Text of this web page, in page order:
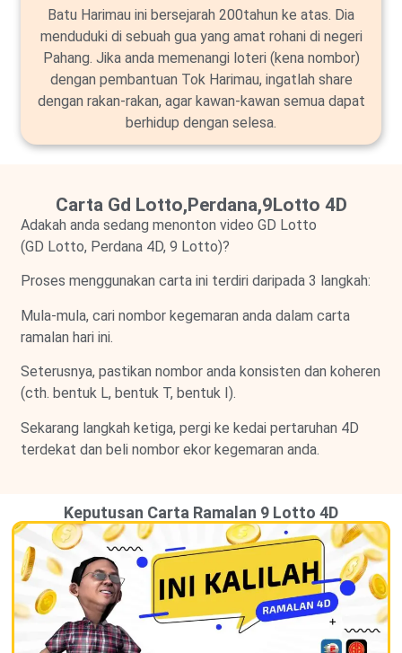
Batu Harimau ini bersejarah 200tahun ke atas. Dia
menduduki di sebuah gua yang amat rohani di negeri
Pahang. Jika anda memenangi loteri (kena nombor)
dengan pembantuan Tok Harimau, ingatlah share
dengan rakan-rakan, agar kawan-kawan semua dapat
berhidup dengan selesa.
Carta Gd Lotto,Perdana,9Lotto 4D
Adakah anda sedang menonton video GD Lotto
(GD Lotto, Perdana 4D, 9 Lotto)?
Proses menggunakan carta ini terdiri daripada 3 langkah:
Mula-mula, cari nombor kegemaran anda dalam carta
ramalan hari ini.
Seterusnya, pastikan nombor anda konsisten dan koheren
(cth. bentuk L, bentuk T, bentuk I).
Sekarang langkah ketiga, pergi ke kedai pertaruhan 4D
terdekat dan beli nombor ekor kegemaran anda.
Keputusan Carta Ramalan 9 Lotto 4D